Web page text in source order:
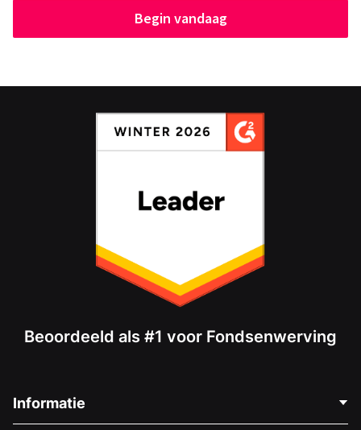
Begin vandaag
Beoordeeld als #1 voor Fondsenwerving
Informatie